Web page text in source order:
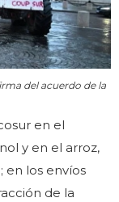
del acuerdo de la
en el
y en el arroz,
en los envíos
de la